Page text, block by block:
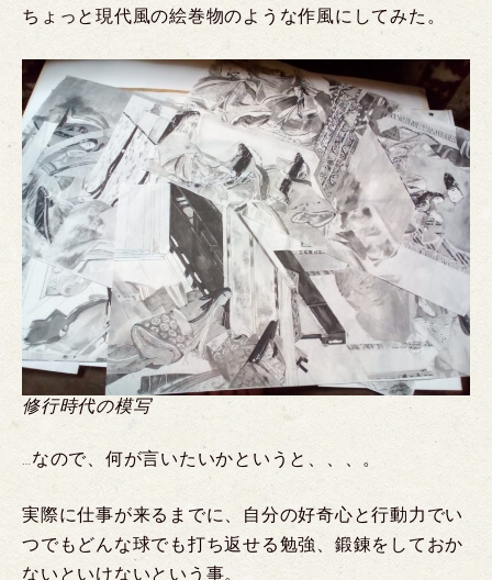
ちょっと現代風の絵巻物のような作風にしてみた。
修行時代の模写
…なので、何が言いたいかというと、、、。
実際に仕事が来るまでに、自分の好奇心と行動力でい
つでもどんな球でも打ち返せる勉強、鍛錬をしておか
ないといけないという事。